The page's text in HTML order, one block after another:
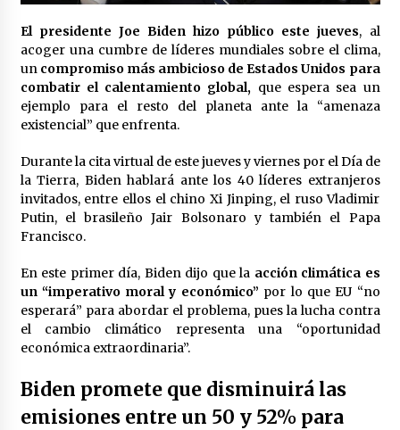
las Mujeres, anuncia Sheinbaum
2 meses atrás
Sheinbaum descarta reunión entre CNTE y
Segob: «ya dimos nuestras propuestas»
2 meses atrás
Zar antidrogas de EE.UU.: “vamos por los
políticos mexicanos que protegen al narco”
2 meses atrás
operaciones militares entre ambos países
2 meses atrás
Trump asegura que barcos cargados de
petróleo están empezando a salir de Ormuz
México libraría posible arancel de EE.UU. en
El presidente Joe Biden hizo público este jueves, al
acoger una cumbre de líderes mundiales sobre el clima,
un compromiso más ambicioso de Estados Unidos para
combatir el calentamiento global, que espera sea un
ejemplo para el resto del planeta ante la “amenaza
existencial” que enfrenta.
Durante la cita virtual de este jueves y viernes por el Día de
la Tierra, Biden hablará ante los 40 líderes extranjeros
invitados, entre ellos el chino Xi Jinping, el ruso Vladimir
Putin, el brasileño Jair Bolsonaro y también el Papa
Francisco.
En este primer día, Biden dijo que la acción climática es
un “imperativo moral y económico” por lo que EU “no
esperará” para abordar el problema, pues la lucha contra
el cambio climático representa una “oportunidad
económica extraordinaria”.
Biden promete que disminuirá las
emisiones entre un 50 y 52% para